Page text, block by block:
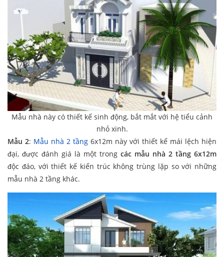
Mẫu nhà này có thiết kế sinh động, bắt mắt với hệ tiểu cảnh
nhỏ xinh.
Mẫu 2: Mẫu nhà 2 tầng 6x12m này với thiết kế mái lệch hiện
đại, được đánh giá là một trong các mẫu nhà 2 tầng 6x12m
độc đáo, với thiết kế kiến trúc không trùng lặp so với những
mẫu nhà 2 tầng khác.